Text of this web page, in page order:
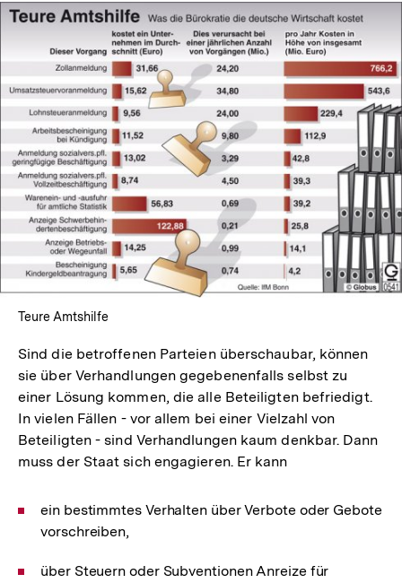
In
Lightbox
öffnen
Teure Amtshilfe
Sind die betroffenen Parteien überschaubar, können
sie über Verhandlungen gegebenenfalls selbst zu
einer Lösung kommen, die alle Beteiligten befriedigt.
In vielen Fällen - vor allem bei einer Vielzahl von
Beteiligten - sind Verhandlungen kaum denkbar. Dann
muss der Staat sich engagieren. Er kann
ein bestimmtes Verhalten über Verbote oder Gebote
vorschreiben,
über Steuern oder Subventionen Anreize für